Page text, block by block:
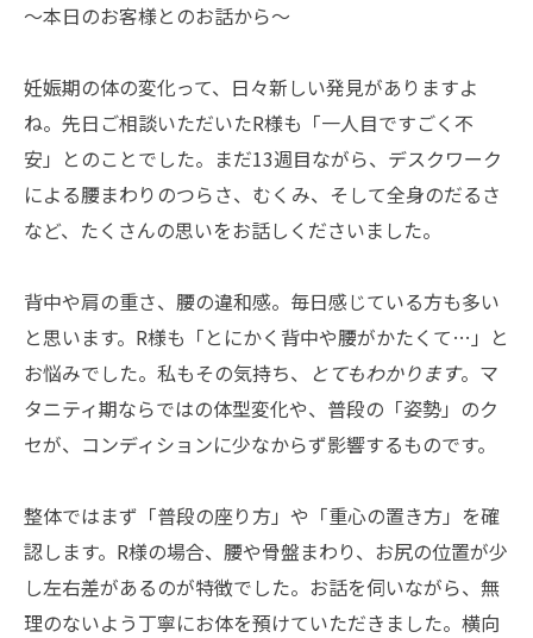
〜本日のお客様とのお話から〜
妊娠期の体の変化って、日々新しい発見がありますよ
ね。先日ご相談いただいたR様も「一人目ですごく不
安」とのことでした。まだ13週目ながら、デスクワーク
による腰まわりのつらさ、むくみ、そして全身のだるさ
など、たくさんの思いをお話しくださいました。
背中や肩の重さ、腰の違和感。毎日感じている方も多い
と思います。R様も「とにかく背中や腰がかたくて…」と
お悩みでした。私もその気持ち、 とてもわかります。マ
タニティ期ならではの体型変化や、普段の「姿勢」のク
セが、コンディションに少なからず影響するものです。
整体ではまず「普段の座り方」や「重心の置き方」を確
認します。R様の場合、腰や骨盤まわり、お尻の位置が少
し左右差があるのが特徴でした。お話を伺いながら、無
理のないよう丁寧にお体を預けていただきました。横向